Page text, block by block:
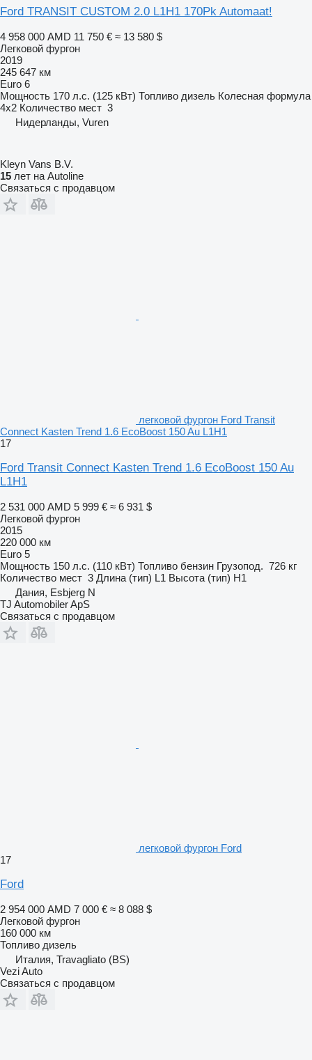
Ford TRANSIT CUSTOM 2.0 L1H1 170Pk Automaat!
4 958 000 AMD 11 750 € ≈ 13 580 $
Легковой фургон
2019
245 647 км
Euro 6
Мощность 170 л.с. (125 кВт) Топливо дизель Колесная формула
4x2 Количество мест 3
Нидерланды, Vuren
Kleyn Vans B.V.
15 лет на Autoline
Связаться с продавцом
легковой фургон Ford Transit
Connect Kasten Trend 1.6 EcoBoost 150 Au L1H1
17
Ford Transit Connect Kasten Trend 1.6 EcoBoost 150 Au
L1H1
2 531 000 AMD 5 999 € ≈ 6 931 $
Легковой фургон
2015
220 000 км
Euro 5
Мощность 150 л.с. (110 кВт) Топливо бензин Грузопод. 726 кг
Количество мест 3 Длина (тип) L1 Высота (тип) H1
Дания, Esbjerg N
TJ Automobiler ApS
Связаться с продавцом
легковой фургон Ford
17
Ford
2 954 000 AMD 7 000 € ≈ 8 088 $
Легковой фургон
160 000 км
Топливо дизель
Италия, Travagliato (BS)
Vezi Auto
Связаться с продавцом